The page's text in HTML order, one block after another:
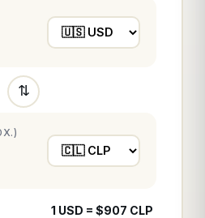
⇅
1 USD = $907 CLP